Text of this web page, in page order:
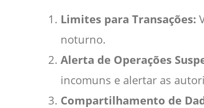
Limites para Transações:
noturno.
Alerta de Operações
incomuns e alertar as
Compartilhamento de